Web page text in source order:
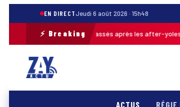
EN DIRECTJeudi 6 août 2026 · 15h48
⚡ Breaking
de 30 m³ de déchets ramassés après les after-yoles
ACTUS RÉGIE